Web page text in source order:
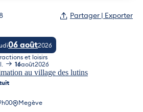
Partager | Exporter
au village des lutins
Megève
06 août2026
et loisirs
16août2026